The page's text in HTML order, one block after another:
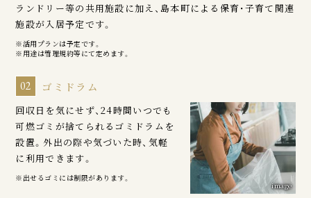
ランドリー等の共用施設に加え、島本町による保育・子育て関連
施設が入居予定です。
※活用プランは予定です。
※用途は管理規約等にて定めます。
02 ゴミドラム
回収日を気にせず、24時間いつでも
可燃ゴミが捨てられるゴミドラムを
設置。外出の際や気づいた時、気軽
に利用できます。
※出せるゴミには制限があります。
image